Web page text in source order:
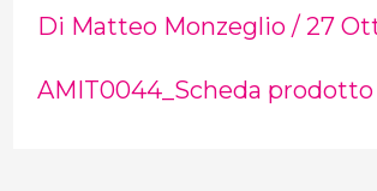
Di Matteo Monzeglio / 27
AMIT0044_Scheda prodotto